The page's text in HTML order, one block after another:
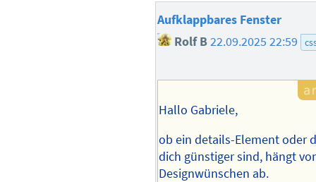
Aufklappbares Fenster
Rolf B22.09.2025 22:59
Hallo Gabriele,
ob ein details-Element oder
dich günstiger sind, hängt
Designwünschen ab.